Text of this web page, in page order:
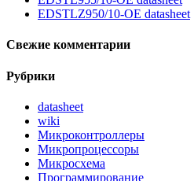
EDSTLZ950/10-OE datasheet
Свежие комментарии
Рубрики
datasheet
wiki
Микроконтроллеры
Микропроцессоры
Микросхема
Программирование